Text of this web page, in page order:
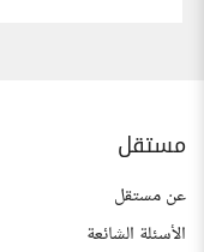
مستقل
عن مستقل
الأسئلة الشائعة